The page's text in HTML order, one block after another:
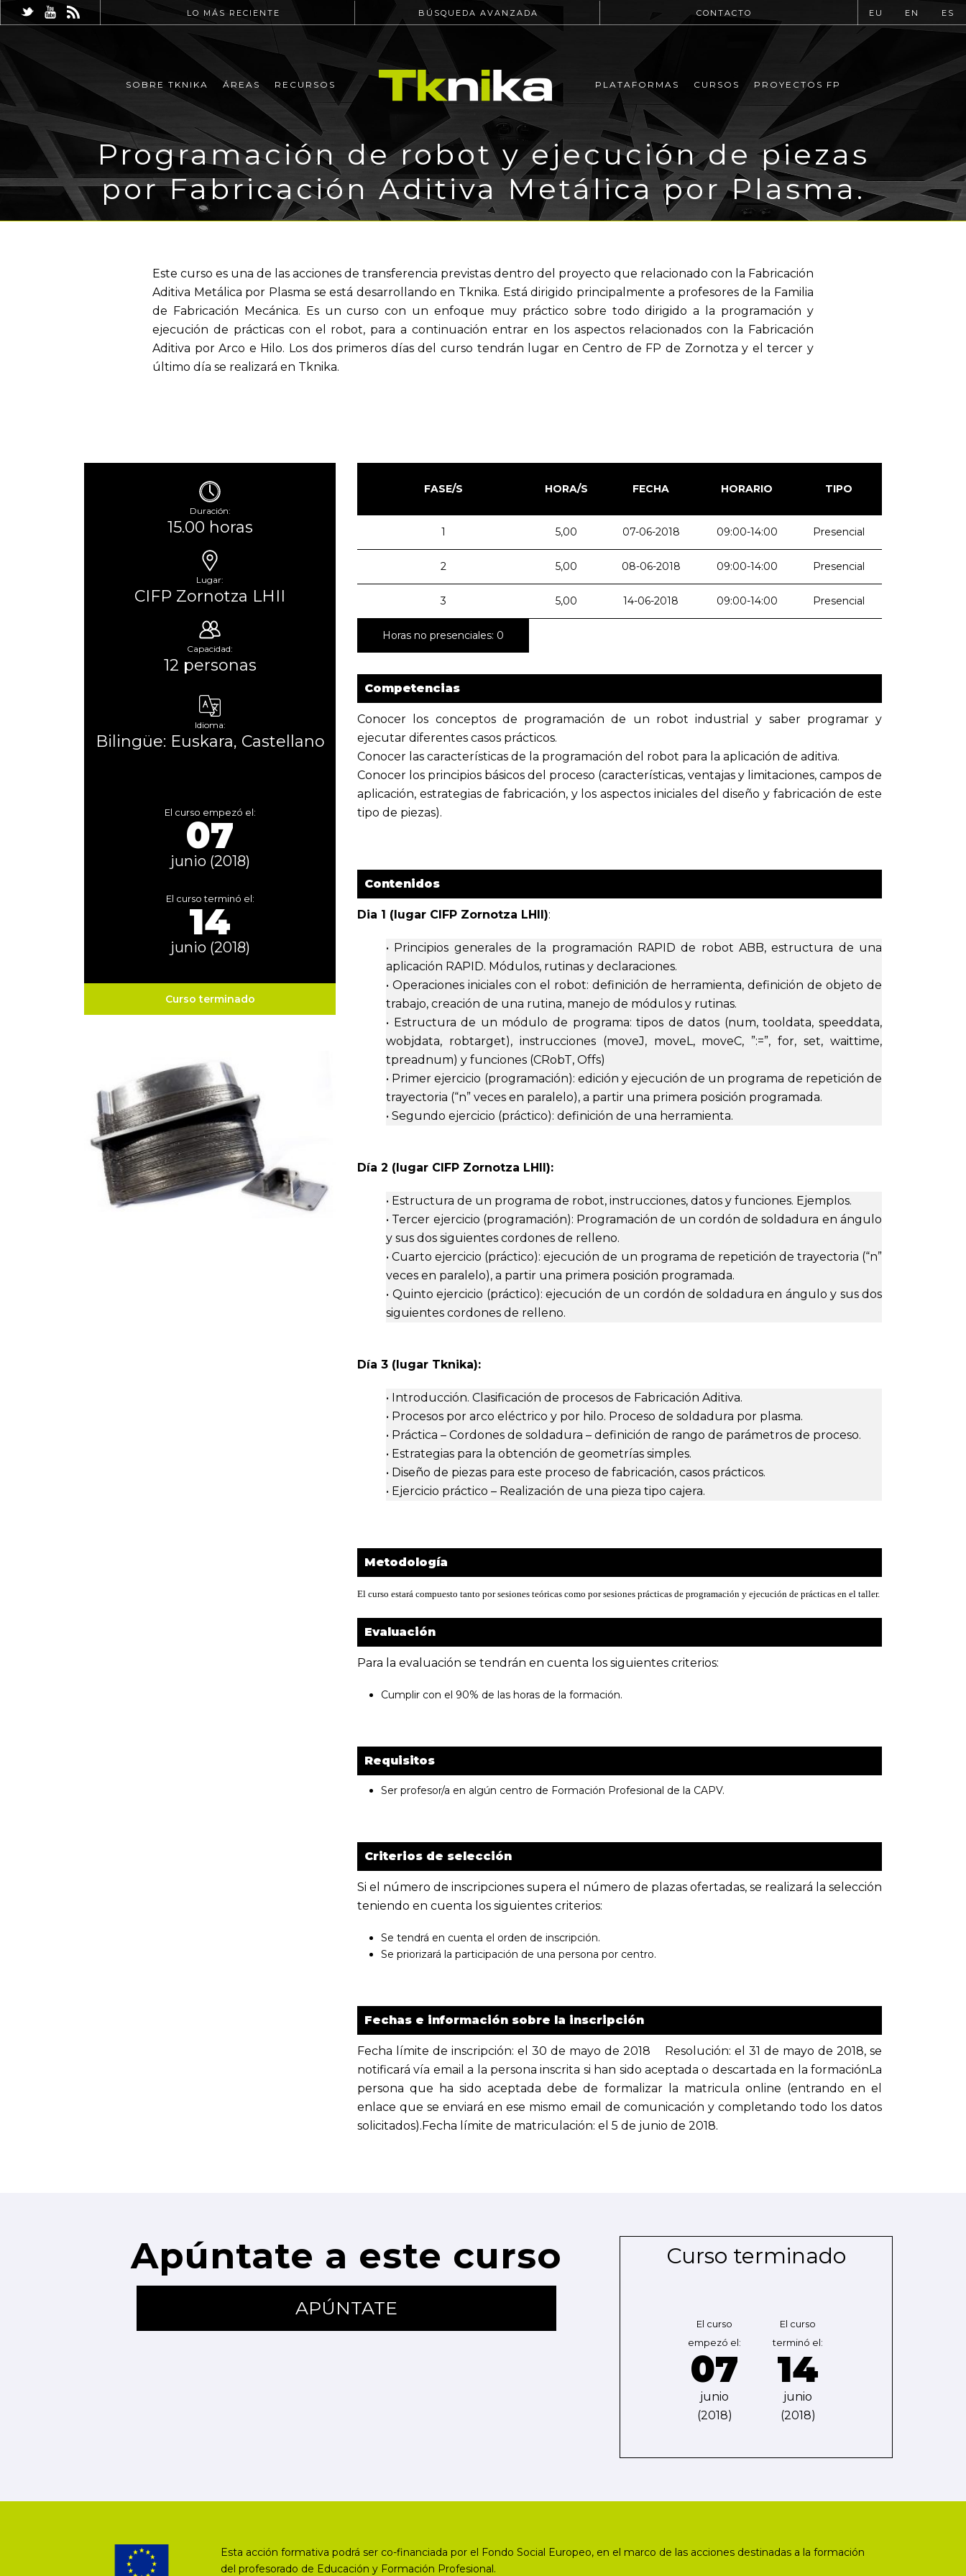
LO MÁS RECIENTE BÚSQUEDA AVANZADA CONTACTO EU EN ES
SOBRE TKNIKA ÁREAS RECURSOS PLATAFORMAS CURSOS PROYECTOS FP
Programación de robot y ejecución de piezas
por Fabricación Aditiva Metálica por Plasma.
Este curso es una de las acciones de transferencia previstas dentro del proyecto que relacionado con la Fabricación
Aditiva Metálica por Plasma se está desarrollando en Tknika. Está dirigido principalmente a profesores de la Familia
de Fabricación Mecánica. Es un curso con un enfoque muy práctico sobre todo dirigido a la programación y
ejecución de prácticas con el robot, para a continuación entrar en los aspectos relacionados con la Fabricación
Aditiva por Arco e Hilo. Los dos primeros días del curso tendrán lugar en Centro de FP de Zornotza y el tercer y
último día se realizará en Tknika.
Duración:
15.00 horas
Lugar:
CIFP Zornotza LHII
Capacidad:
12 personas
Idioma:
Bilingüe: Euskara, Castellano
El curso empezó el:
07
junio (2018)
El curso terminó el:
14
junio (2018)
Curso terminado
FASE/S HORA/S FECHA HORARIO TIPO
1 5,00 07-06-2018 09:00-14:00 Presencial
2 5,00 08-06-2018 09:00-14:00 Presencial
3 5,00 14-06-2018 09:00-14:00 Presencial
Horas no presenciales: 0
Competencias
Conocer los conceptos de programación de un robot industrial y saber programar y
ejecutar diferentes casos prácticos.
Conocer las características de la programación del robot para la aplicación de aditiva.
Conocer los principios básicos del proceso (características, ventajas y limitaciones, campos de
aplicación, estrategias de fabricación, y los aspectos iniciales del diseño y fabricación de este
tipo de piezas).
Contenidos
Dia 1 (lugar CIFP Zornotza LHII):
• Principios generales de la programación RAPID de robot ABB, estructura de una
aplicación RAPID. Módulos, rutinas y declaraciones.
• Operaciones iniciales con el robot: definición de herramienta, definición de objeto de
trabajo, creación de una rutina, manejo de módulos y rutinas.
• Estructura de un módulo de programa: tipos de datos (num, tooldata, speeddata,
wobjdata, robtarget), instrucciones (moveJ, moveL, moveC, ”:=”, for, set, waittime,
tpreadnum) y funciones (CRobT, Offs)
• Primer ejercicio (programación): edición y ejecución de un programa de repetición de
trayectoria (“n” veces en paralelo), a partir una primera posición programada.
• Segundo ejercicio (práctico): definición de una herramienta.
Día 2 (lugar CIFP Zornotza LHII):
• Estructura de un programa de robot, instrucciones, datos y funciones. Ejemplos.
• Tercer ejercicio (programación): Programación de un cordón de soldadura en ángulo
y sus dos siguientes cordones de relleno.
• Cuarto ejercicio (práctico): ejecución de un programa de repetición de trayectoria (“n”
veces en paralelo), a partir una primera posición programada.
• Quinto ejercicio (práctico): ejecución de un cordón de soldadura en ángulo y sus dos
siguientes cordones de relleno.
Día 3 (lugar Tknika):
• Introducción. Clasificación de procesos de Fabricación Aditiva.
• Procesos por arco eléctrico y por hilo. Proceso de soldadura por plasma.
• Práctica – Cordones de soldadura – definición de rango de parámetros de proceso.
• Estrategias para la obtención de geometrías simples.
• Diseño de piezas para este proceso de fabricación, casos prácticos.
• Ejercicio práctico – Realización de una pieza tipo cajera.
Metodología
El curso estará compuesto tanto por sesiones teóricas como por sesiones prácticas de programación y ejecución de prácticas en el taller.
Evaluación
Para la evaluación se tendrán en cuenta los siguientes criterios:
Cumplir con el 90% de las horas de la formación.
Requisitos
Ser profesor/a en algún centro de Formación Profesional de la CAPV.
Criterios de selección
Si el número de inscripciones supera el número de plazas ofertadas, se realizará la selección
teniendo en cuenta los siguientes criterios:
Se tendrá en cuenta el orden de inscripción.
Se priorizará la participación de una persona por centro.
Fechas e información sobre la inscripción
Fecha límite de inscripción: el 30 de mayo de 2018 Resolución: el 31 de mayo de 2018, se
notificará vía email a la persona inscrita si han sido aceptada o descartada en la formaciónLa
persona que ha sido aceptada debe de formalizar la matricula online (entrando en el
enlace que se enviará en ese mismo email de comunicación y completando todo los datos
solicitados).Fecha límite de matriculación: el 5 de junio de 2018.
Apúntate a este curso
APÚNTATE
Curso terminado
El curso
empezó el:
07
junio
(2018)
El curso
terminó el:
14
junio
(2018)
Esta acción formativa podrá ser co-financiada por el Fondo Social Europeo, en el marco de las acciones destinadas a la formación
del profesorado de Educación y Formación Profesional.